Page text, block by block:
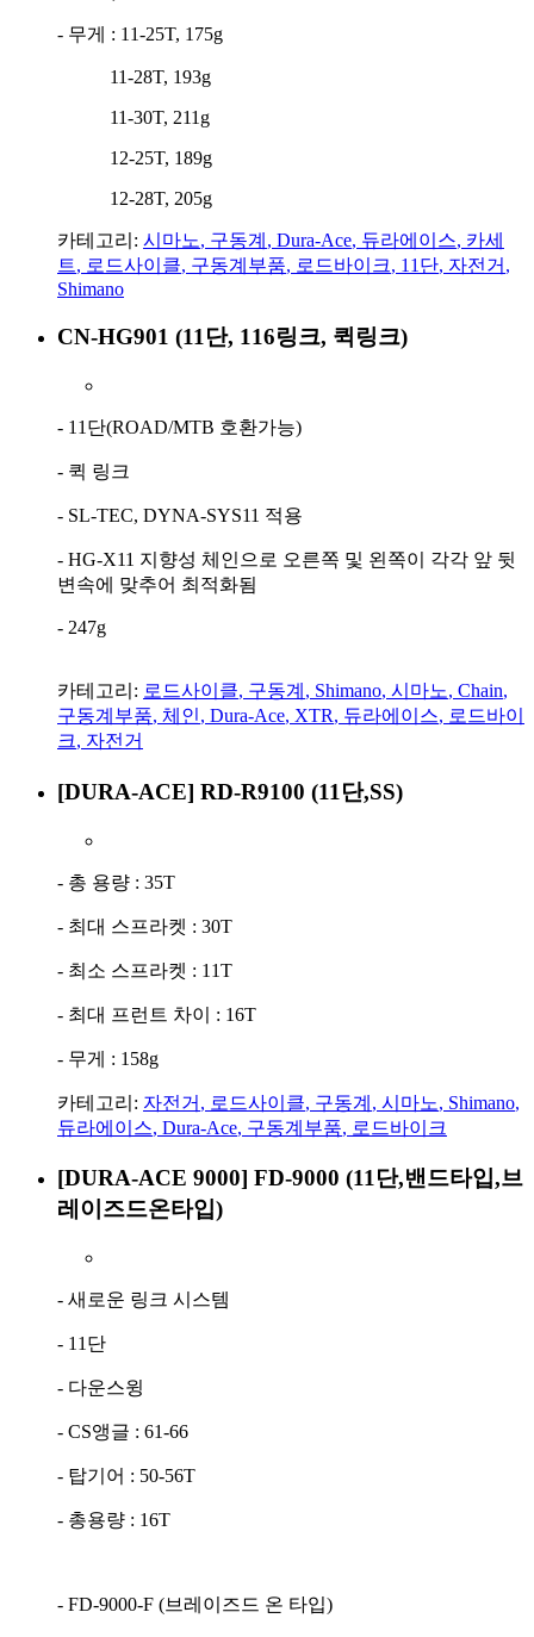
- 무게 : 11-25T, 175g
11-28T, 193g
11-30T, 211g
12-25T, 189g
12-28T, 205g
카테고리: 시마노, 구동계 , Dura-Ace, 듀라에이스, 카세
트, 로드사이클, 구동계부품, 로드바이크, 11단, 자전거 ,
Shimano
CN-HG901 (11단, 116링크, 퀵링크)
- 11단(ROAD/MTB 호환가능)
- 퀵 링크
- SL-TEC, DYNA-SYS11 적용
- HG-X11 지향성 체인으로 오른쪽 및 왼쪽이 각각 앞 뒷
변속에 맞추어 최적화됨
- 247g
카테고리: 로드사이클, 구동계 , Shimano, 시마노, Chain,
구동계부품, 체인, Dura-Ace, XTR, 듀라에이스, 로드바이
크, 자전거
[DURA-ACE] RD-R9100 (11단,SS)
- 총 용량 : 35T
- 최대 스프라켓 : 30T
- 최소 스프라켓 : 11T
- 최대 프런트 차이 : 16T
- 무게 : 158g
카테고리: 자전거 , 로드사이클, 구동계 , 시마노, Shimano,
듀라에이스, Dura-Ace, 구동계부품, 로드바이크
[DURA-ACE 9000] FD-9000 (11단,밴드타입,브
레이즈드온타입)
- 새로운 링크 시스템
- 11단
- 다운스윙
- CS앵글 : 61-66
- 탑기어 : 50-56T
- 총용량 : 16T
- FD-9000-F (브레이즈드 온 타입)